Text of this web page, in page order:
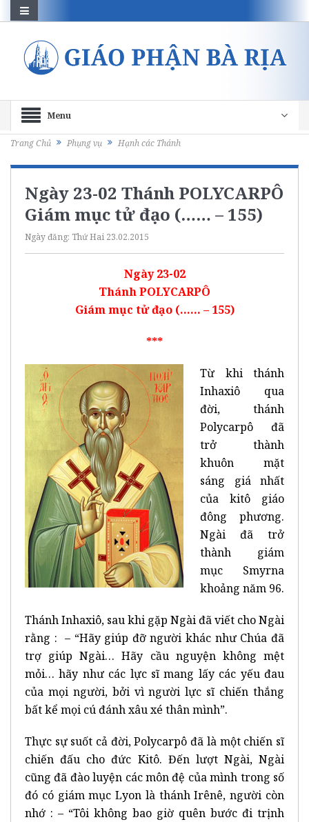
Menu
Trang Chủ Phụng vụ Hạnh các Thánh
Ngày 23-02 Thánh POLYCARPÔ
Giám mục tử đạo (…… – 155)
Ngày đăng: Thứ Hai 23.02.2015
Ngày 23-02
Thánh POLYCARPÔ
Giám mục tử đạo (…… – 155)
***
Từ khi thánh
Inhaxiô qua
đời, thánh
Polycarpô đã
trở thành
khuôn mặt
sáng giá nhất
của kitô giáo
đông phương.
Ngài đã trở
thành giám
mục Smyrna
khoảng năm 96.
Thánh Inhaxiô, sau khi gặp Ngài đã viết cho Ngài
rằng : – “Hãy giúp đỡ người khác như Chúa đã
trợ giúp Ngài… Hãy cầu nguyện không mệt
mỏi… hãy như các lực sĩ mang lấy các yếu đau
của mọi người, bởi vì người lực sĩ chiến thắng
bất kể mọi cú đánh xâu xé thân mình”.
Thực sự suốt cả đời, Polycarpô đã là một chiến sĩ
chiến đấu cho đức Kitô. Đến lượt Ngài, Ngài
cũng đã đào luyện các môn đệ của mình trong số
đó có giám mục Lyon là thánh Irênê, người còn
nhớ : – “Tôi không bao giờ quên bước đi trịnh